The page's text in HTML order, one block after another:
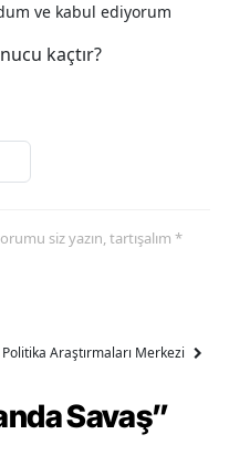
ve kabul ediyorum
kaçtır?
siz yazın, tartışalım *
Araştırmaları Merkezi
Savaş”